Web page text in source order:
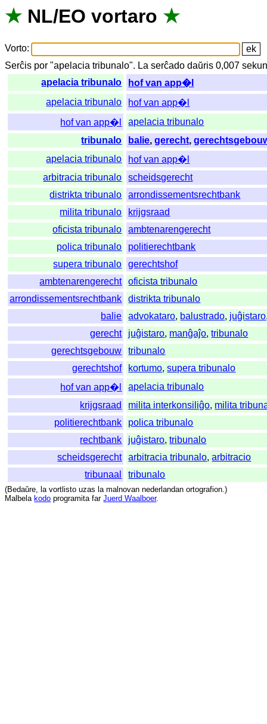
★ NL/EO vortaro ★
Vorto:
Serĉis por "apelacia tribunalo". La serĉado daŭris 0,007
apelacia tribunalo
hof van app�l
apelacia tribunalo
hof van app�l
hof van app�l
apelacia tribunalo
tribunalo
balie,gerecht,
apelacia tribunalo
hof van app�l
arbitracia tribunalo
scheidsgerecht
distrikta tribunalo
arrondissementsrechtbank
milita tribunalo
krijgsraad
oficista tribunalo
ambtenarengerecht
polica tribunalo
politierechtbank
supera tribunalo
gerechtshof
ambtenarengerecht
oficista tribunalo
arrondissementsrechtbank
distrikta tribunalo
balie
advokataro, balustrado, juĝistaro
gerecht
juĝistaro, manĝaĵo,tribunalo
gerechtsgebouw
tribunalo
gerechtshof
kortumo,supera tribunalo
hof van app�l
apelacia tribunalo
krijgsraad
milita interkonsiliĝo, milita
politierechtbank
polica tribunalo
rechtbank
juĝistaro,tribunalo
scheidsgerecht
arbitracia tribunalo,arbitracio
tribunaal
tribunalo
(Bedaŭre, la vortlisto uzas la malnovan nederlandan ortografion.)
Malbela kodo programita far Juerd Waalboer.